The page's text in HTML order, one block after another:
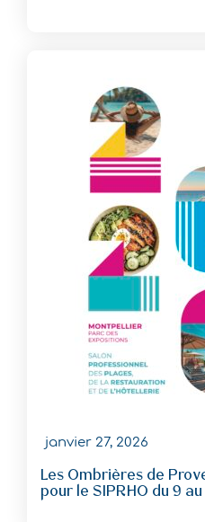
janvier 27, 2026
Les Ombrières de
pour le SIPRHO du 9